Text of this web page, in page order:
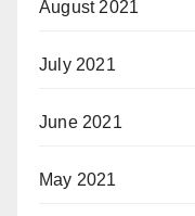
August 2021
July 2021
June 2021
May 2021